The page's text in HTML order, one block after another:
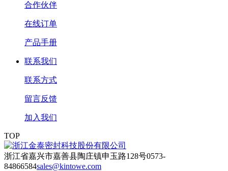
合作伙伴
在线订单
产品手册
联系我们
联系方式
留言反馈
加入我们
TOP
浙江省嘉兴市嘉善县陶庄镇申玉路128号0573-
84866584sales@kintowe.com